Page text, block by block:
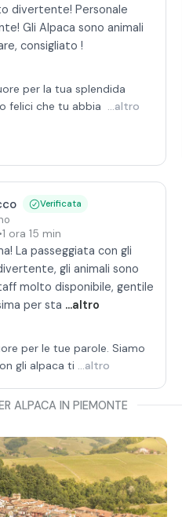
divertente! Personale
Gli Alpaca sono animali
consigliato !
per la tua splendida
felici che tu abbia ...altro
Verificata
•1 ora 15 min
La passeggiata con gli
gli animali sono
molto disponibile, gentile
per sta ...altro
per le tue parole. Siamo
gli alpaca ti ...altro
ALPACA IN PIEMONTE